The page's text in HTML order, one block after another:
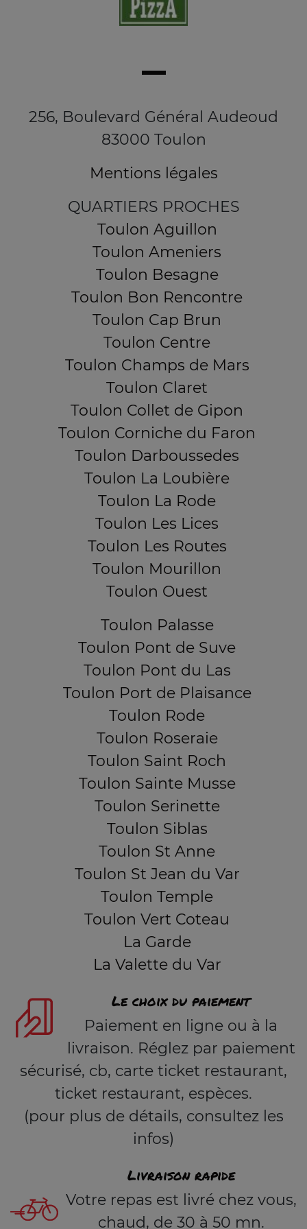
256, Boulevard Général Audeoud
83000 Toulon
Mentions légales
QUARTIERS PROCHES
Toulon Aguillon
Toulon Ameniers
Toulon Besagne
Toulon Bon Rencontre
Toulon Cap Brun
Toulon Centre
Toulon Champs de Mars
Toulon Claret
Toulon Collet de Gipon
Toulon Corniche du Faron
Toulon Darboussedes
Toulon La Loubière
Toulon La Rode
Toulon Les Lices
Toulon Les Routes
Toulon Mourillon
Toulon Ouest
Toulon Palasse
Toulon Pont de Suve
Toulon Pont du Las
Toulon Port de Plaisance
Toulon Rode
Toulon Roseraie
Toulon Saint Roch
Toulon Sainte Musse
Toulon Serinette
Toulon Siblas
Toulon St Anne
Toulon St Jean du Var
Toulon Temple
Toulon Vert Coteau
La Garde
La Valette du Var
Le choix du paiement
Paiement en ligne ou à la
livraison. Réglez par paiement
sécurisé, cb, carte ticket restaurant,
ticket restaurant, espèces.
(pour plus de détails, consultez les
infos)
Livraison rapide
Votre repas est livré chez vous,
chaud, de 30 à 50 mn.